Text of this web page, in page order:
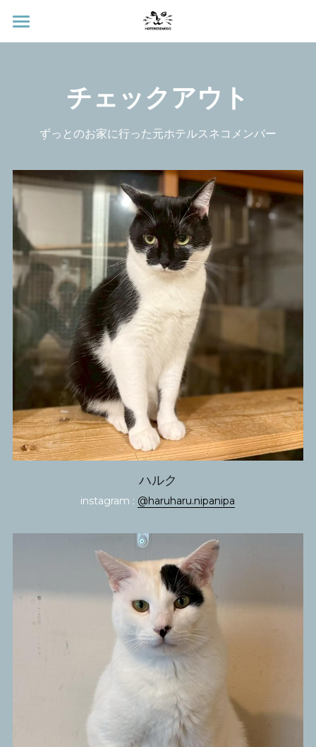
ホテルスネコについて
チェックアウト
支援物資のお願い
ご寄付について
お問い合わせ
instagram
チェックアウト
ずっとのお家に行った元ホテルスネコメンバー
ハルク
instagram : @haruharu.nipanipa